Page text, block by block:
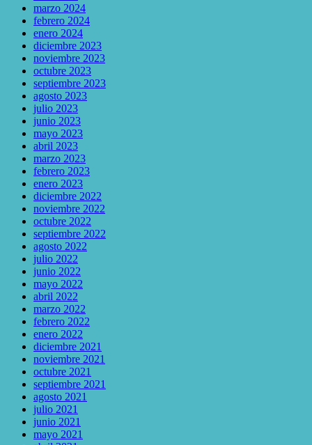
marzo 2024
febrero 2024
enero 2024
diciembre 2023
noviembre 2023
octubre 2023
septiembre 2023
agosto 2023
julio 2023
junio 2023
mayo 2023
abril 2023
marzo 2023
febrero 2023
enero 2023
diciembre 2022
noviembre 2022
octubre 2022
septiembre 2022
agosto 2022
julio 2022
junio 2022
mayo 2022
abril 2022
marzo 2022
febrero 2022
enero 2022
diciembre 2021
noviembre 2021
octubre 2021
septiembre 2021
agosto 2021
julio 2021
junio 2021
mayo 2021